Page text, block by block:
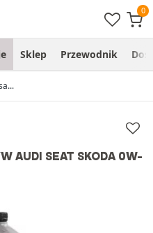
Sklep Przewodnik
AUDI SEAT SKODA 0W-